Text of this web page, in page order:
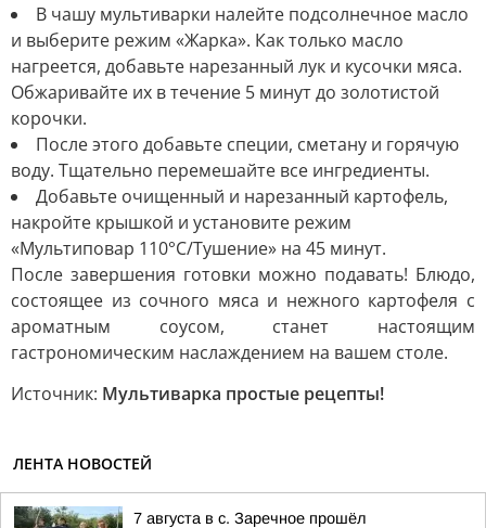
В чашу мультиварки налейте подсолнечное масло
и выберите режим «Жарка». Как только масло
нагреется, добавьте нарезанный лук и кусочки мяса.
Обжаривайте их в течение 5 минут до золотистой
корочки.
После этого добавьте специи, сметану и горячую
воду. Тщательно перемешайте все ингредиенты.
Добавьте очищенный и нарезанный картофель,
накройте крышкой и установите режим
«Мультиповар 110°C/Тушение» на 45 минут.
После завершения готовки можно подавать! Блюдо,
состоящее из сочного мяса и нежного картофеля с
ароматным соусом, станет настоящим
гастрономическим наслаждением на вашем столе.
Источник: Мультиварка простые рецепты!
ЛЕНТА НОВОСТЕЙ
7 августа в с. Заречное прошёл